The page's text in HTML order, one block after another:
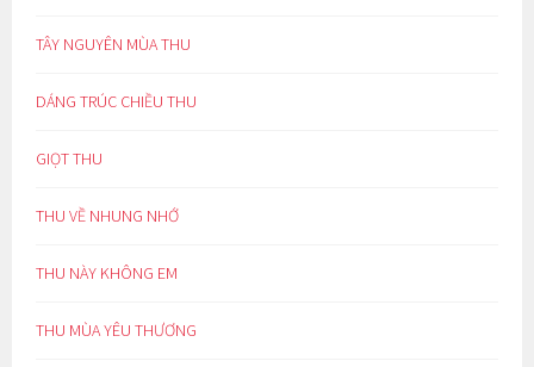
TÂY NGUYÊN MÙA THU
DÁNG TRÚC CHIỀU THU
GIỌT THU
THU VỀ NHUNG NHỚ
THU NÀY KHÔNG EM
THU MÙA YÊU THƯƠNG